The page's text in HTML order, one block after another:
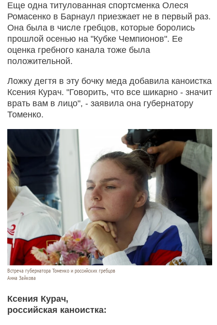
Еще одна титулованная спортсменка Олеся
Ромасенко в Барнаул приезжает не в первый раз.
Она была в числе гребцов, которые боролись
прошлой осенью на "Кубке Чемпионов". Ее
оценка гребного канала тоже была
положительной.
Ложку дегтя в эту бочку меда добавила каноистка
Ксения Курач. "Говорить, что все шикарно - значит
врать вам в лицо", - заявила она губернатору
Томенко.
Встреча губернатора Томенко и российских гребцов
Анна Зайкова
Ксения Курач,
российская каноистка: